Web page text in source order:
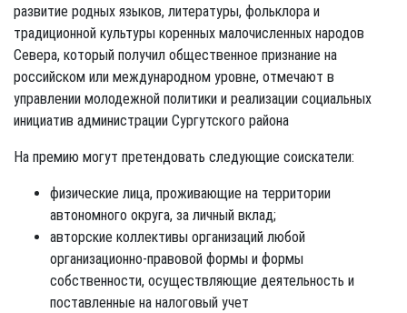
развитие родных языков, литературы, фольклора и
традиционной культуры коренных малочисленных народов
Севера, который получил общественное признание на
российском или международном уровне, отмечают в
управлении молодежной политики и реализации социальных
инициатив администрации Сургутского района
На премию могут претендовать следующие соискатели:
физические лица, проживающие на территории
автономного округа, за личный вклад;
авторские коллективы организаций любой
организационно-правовой формы и формы
собственности, осуществляющие деятельность и
поставленные на налоговый учет